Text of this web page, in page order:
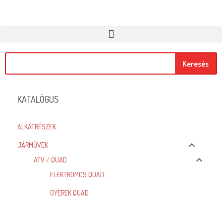
Keresés
KATALÓGUS
ALKATRÉSZEK
JÁRMŰVEK
ATV / QUAD
ELEKTROMOS QUAD
GYEREK QUAD